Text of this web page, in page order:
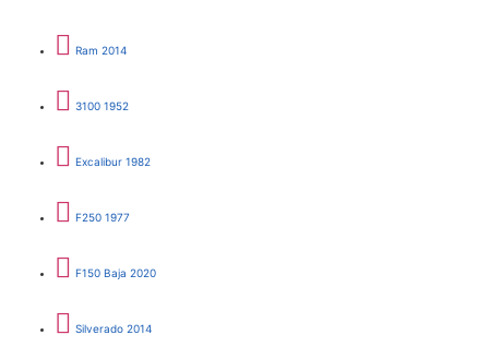
Ram 2014
3100 1952
Excalibur 1982
F250 1977
F150 Baja 2020
Silverado 2014